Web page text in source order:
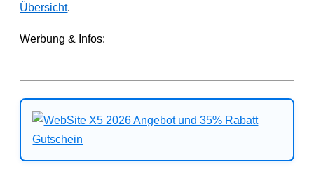
Übersicht.
Werbung & Infos: